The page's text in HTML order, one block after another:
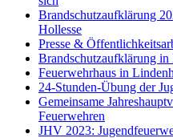
Brandschutzaufklärung
Hollesse
Presse &
Brandschutzaufklärung
Feuerwehrhaus in
24-Stunden-Übung der
Gemeinsame
Feuerwehren
JHV 2023: